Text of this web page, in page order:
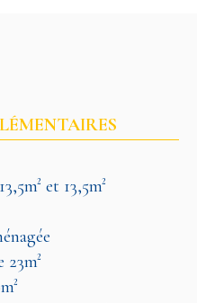
et 13,5m²